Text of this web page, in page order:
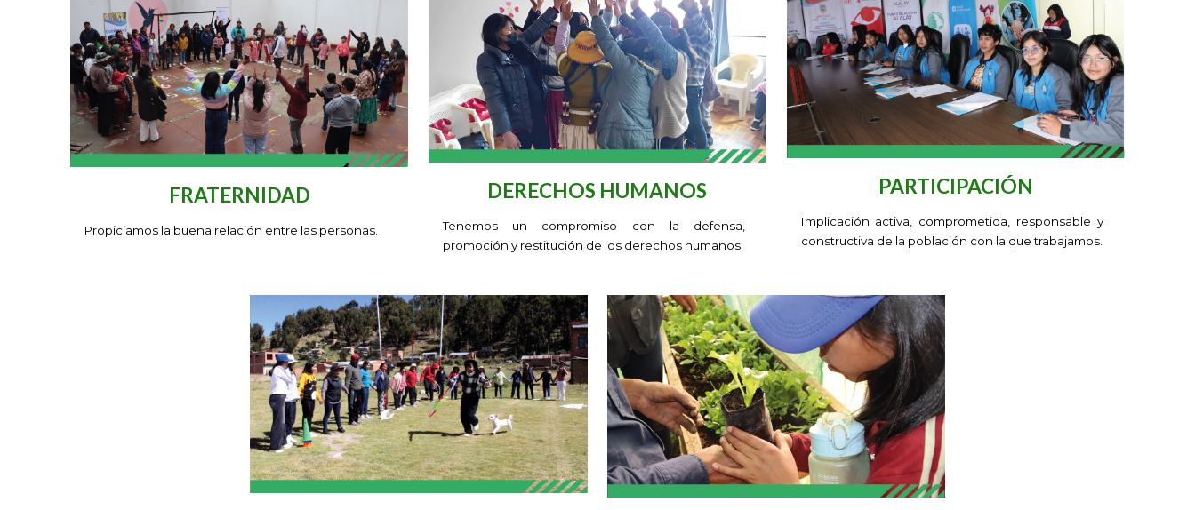
FRATERNIDAD
Propiciamos la buena relación entre las personas.
DERECHOS HUMANOS
Tenemos un compromiso con la defensa,
promoción y restitución de los derechos humanos.
PARTICIPACIÓN
Implicación activa, comprometida, responsable y
constructiva de la población con la que trabajamos.